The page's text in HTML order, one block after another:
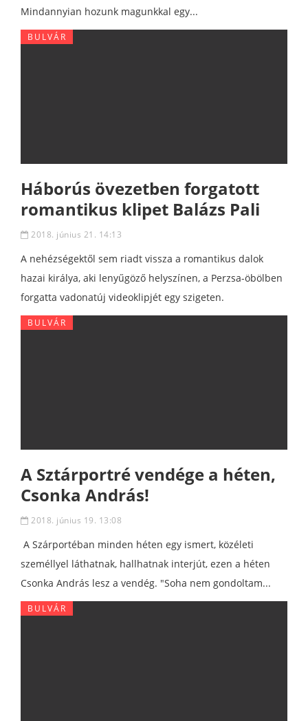
Mindannyian hozunk magunkkal egy...
BULVÁR
Háborús övezetben forgatott
romantikus klipet Balázs Pali
2018. június 21. 14:13
A nehézségektől sem riadt vissza a romantikus dalok
hazai királya, aki lenyűgöző helyszínen, a Perzsa-öbölben
forgatta vadonatúj videoklipjét egy szigeten.
BULVÁR
A Sztárportré vendége a héten,
Csonka András!
2018. június 19. 13:08
A Szárportéban minden héten egy ismert, közéleti
személlyel láthatnak, hallhatnak interjút, ezen a héten
Csonka András lesz a vendég. "Soha nem gondoltam...
BULVÁR